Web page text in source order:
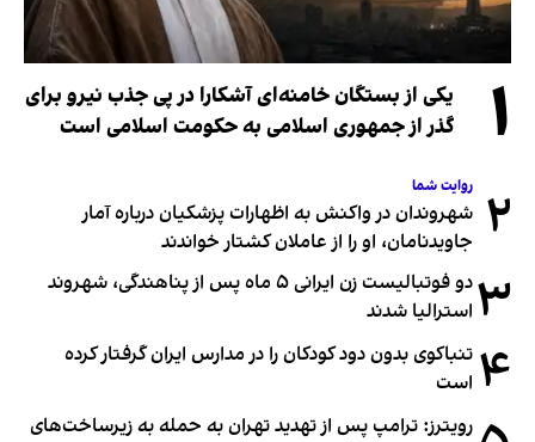
۱
یکی از بستگان خامنه‌ای آشکارا در پی جذب نیرو برای
گذر از جمهوری اسلامی به حکومت اسلامی است
۲ روایت شما
شهروندان در واکنش به اظهارات پزشکیان درباره آمار
جاویدنامان، او را از عاملان کشتار خواندند
۳
دو فوتبالیست زن ایرانی ۵ ماه پس از پناهندگی، شهروند
استرالیا شدند
۴ تنباکوی بدون دود کودکان را در مدارس ایران گرفتار کرده
است
رویترز: ترامپ پس از تهدید تهران به حمله به زیرساخت‌های